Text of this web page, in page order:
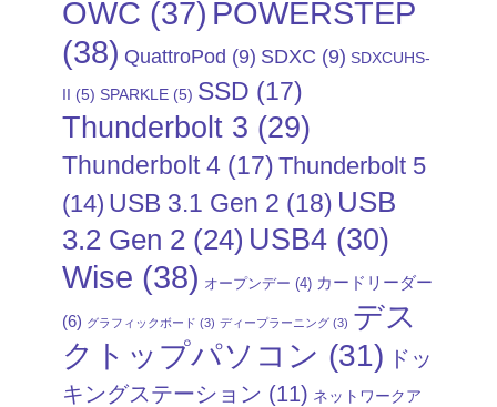
OWC (37) POWERSTEP
(38) QuattroPod (9) SDXC (9) SDXCUHS-
II (5) SPARKLE (5) SSD (17)
Thunderbolt 3 (29)
Thunderbolt 4 (17) Thunderbolt 5
(14) USB 3.1 Gen 2 (18) USB
3.2 Gen 2 (24) USB4 (30)
Wise (38) オープンデー (4) カードリーダー
(6) グラフィックボード (3) ディープラーニング (3) デス
クトップパソコン (31) ドッ
キングステーション (11) ネットワークア